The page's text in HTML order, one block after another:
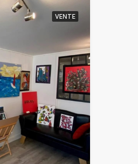
VENTE
449 000 €
06000, Nice, FR